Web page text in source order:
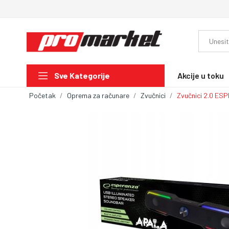
Sve Kategorije Akcije u toku
Početak Oprema za računare Zvučnici Zvučnici 2.0